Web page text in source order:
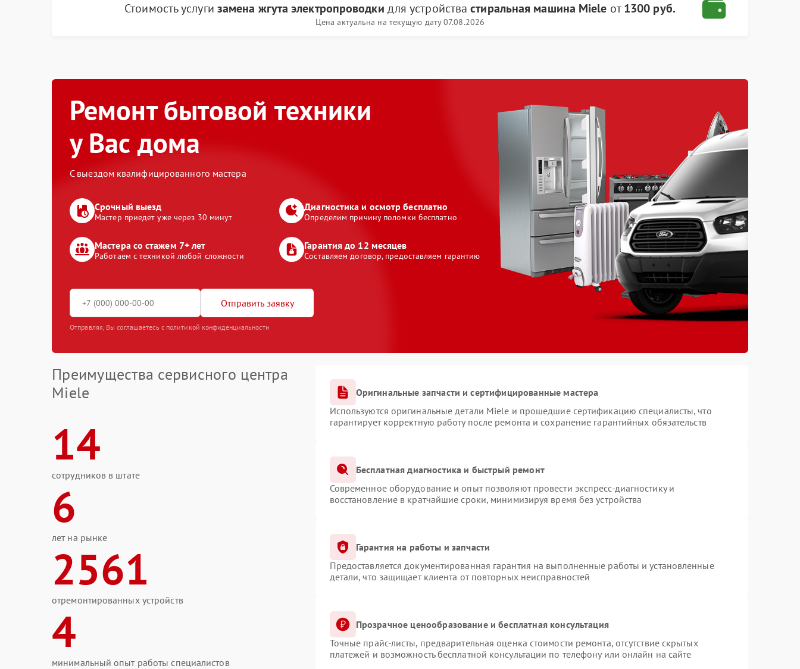
Стоимость услуги замена жгута электропроводки для устройствастиральная машина Miele от1300 руб.
Цена актуальна на текущую дату 07.08.2026
Ремонт бытовой техники
у Вас дома
С выездом квалифицированного мастера
Срочный выезд
Мастер приедет уже через 30 минут
Диагностика и осмотр бесплатно
Определим причину поломки бесплатно
Мастера со стажем 7+ лет
Работаем с техникой любой сложности
Гарантия до 12 месяцев
Составляем договор, предоставляем гарантию
Отправить заявку
Отправляя, Вы соглашаетесь с политикой конфиденциальности
Преимущества сервисного центра
Miele
14
сотрудников в штате
6
лет на рынке
2561
отремонтированных устройств
4
минимальный опыт работы специалистов
Оригинальные запчасти и сертифицированные мастера
Используются оригинальные детали Miele и прошедшие сертификацию специалисты, что
гарантирует корректную работу после ремонта и сохранение гарантийных обязательств
Бесплатная диагностика и быстрый ремонт
Современное оборудование и опыт позволяют провести экспресс-диагностику и
восстановление в кратчайшие сроки, минимизируя время без устройства
Гарантия на работы и запчасти
Предоставляется документированная гарантия на выполненные работы и установленные
детали, что защищает клиента от повторных неисправностей
Прозрачное ценообразование и бесплатная консультация
Точные прайс-листы, предварительная оценка стоимости ремонта, отсутствие скрытых
платежей и возможность бесплатной консультации по телефону или онлайн на сайте